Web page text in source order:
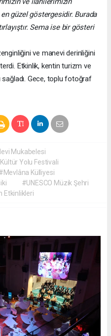
güzel göstergesidir. Burada
Sema ise bir gösteri
ve manevi derinliğini
Etkinlik, kentin turizm ve
sağladı. Gece, toplu fotoğraf
Mukabelesi
Yolu Festivali
Külliyesi
#UNESCO Müzik Şehri
Etkinlikleri